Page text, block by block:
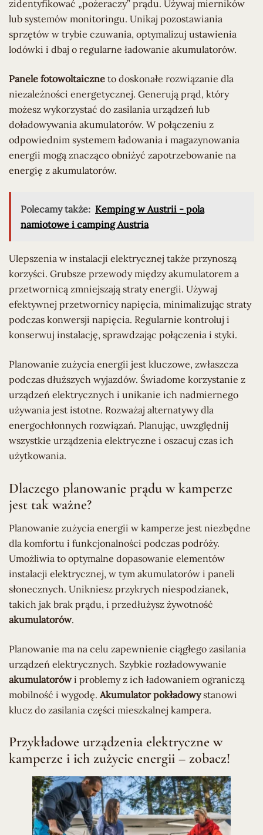
zidentyfikować „pożeraczy” prądu. Używaj mierników
lub systemów monitoringu. Unikaj pozostawiania
sprzętów w trybie czuwania, optymalizuj ustawienia
lodówki i dbaj o regularne ładowanie akumulatorów.
Panele fotowoltaiczne to doskonałe rozwiązanie dla
niezależności energetycznej. Generują prąd, który
możesz wykorzystać do zasilania urządzeń lub
doładowywania akumulatorów. W połączeniu z
odpowiednim systemem ładowania i magazynowania
energii mogą znacząco obniżyć zapotrzebowanie na
energię z akumulatorów.
Polecamy także: Kemping w Austrii - pola
namiotowe i camping Austria
Ulepszenia w instalacji elektrycznej także przynoszą
korzyści. Grubsze przewody między akumulatorem a
przetwornicą zmniejszają straty energii. Używaj
efektywnej przetwornicy napięcia, minimalizując straty
podczas konwersji napięcia. Regularnie kontroluj i
konserwuj instalację, sprawdzając połączenia i styki.
Planowanie zużycia energii jest kluczowe, zwłaszcza
podczas dłuższych wyjazdów. Świadome korzystanie z
urządzeń elektrycznych i unikanie ich nadmiernego
używania jest istotne. Rozważaj alternatywy dla
energochłonnych rozwiązań. Planując, uwzględnij
wszystkie urządzenia elektryczne i oszacuj czas ich
użytkowania.
Dlaczego planowanie prądu w kamperze
jest tak ważne?
Planowanie zużycia energii w kamperze jest niezbędne
dla komfortu i funkcjonalności podczas podróży.
Umożliwia to optymalne dopasowanie elementów
instalacji elektrycznej, w tym akumulatorów i paneli
słonecznych. Unikniesz przykrych niespodzianek,
takich jak brak prądu, i przedłużysz żywotność
akumulatorów.
Planowanie ma na celu zapewnienie ciągłego zasilania
urządzeń elektrycznych. Szybkie rozładowywanie
akumulatorówi problemy z ich ładowaniem ograniczą
mobilność i wygodę. Akumulator pokładowystanowi
klucz do zasilania części mieszkalnej kampera.
Przykładowe urządzenia elektryczne w
kamperze i ich zużycie energii – zobacz!